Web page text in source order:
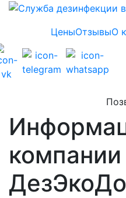
Skip to main content
ЦеныОтзывыО